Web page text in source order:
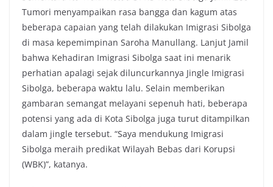
Tumori menyampaikan rasa bangga dan kagum atas
beberapa capaian yang telah dilakukan Imigrasi Sibolga
di masa kepemimpinan Saroha Manullang. Lanjut Jamil
bahwa Kehadiran Imigrasi Sibolga saat ini menarik
perhatian apalagi sejak diluncurkannya Jingle Imigrasi
Sibolga, beberapa waktu lalu. Selain memberikan
gambaran semangat melayani sepenuh hati, beberapa
potensi yang ada di Kota Sibolga juga turut ditampilkan
dalam jingle tersebut. “Saya mendukung Imigrasi
Sibolga meraih predikat Wilayah Bebas dari Korupsi
(WBK)”, katanya.